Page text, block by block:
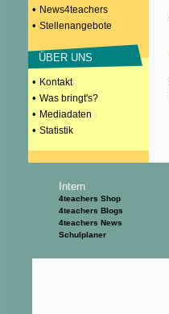
• News4teachers
• Stellenangebote
ÜBER UNS
• Kontakt
• Was bringt's?
• Mediadaten
• Statistik
Intern
4teachers Shop
4teachers Blogs
4teachers News
Schulplaner